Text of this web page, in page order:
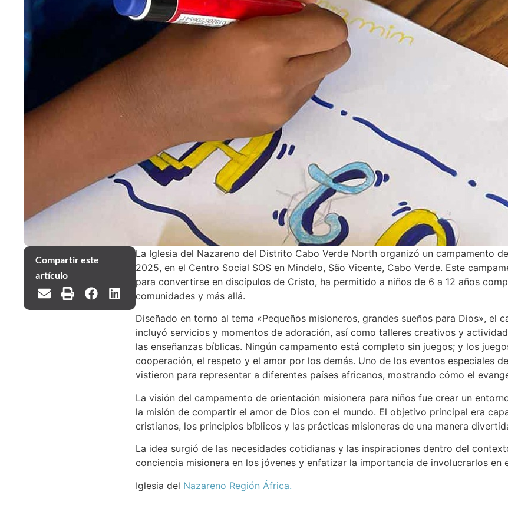
Compartir este
artículo
La Iglesia del Nazareno del Distrito Cabo Verde North organizó un campamento
2025, en el Centro Social SOS en Mindelo, São Vicente, Cabo Verde. Este
para convertirse en discípulos de Cristo, ha permitido a niños de 6 a 12 años
comunidades y más allá.
Diseñado en torno al tema «Pequeños misioneros, grandes sueños para Dios», el
incluyó servicios y momentos de adoración, así como talleres creativos y
las enseñanzas bíblicas. Ningún campamento está completo sin juegos; y los
cooperación, el respeto y el amor por los demás. Uno de los eventos especiales
vistieron para representar a diferentes países africanos, mostrando cómo el
La visión del campamento de orientación misionera para niños fue crear un
la misión de compartir el amor de Dios con el mundo. El objetivo principal era
cristianos, los principios bíblicos y las prácticas misioneras de una manera
La idea surgió de las necesidades cotidianas y las inspiraciones dentro del
conciencia misionera en los jóvenes y enfatizar la importancia de involucrarlos en
Iglesia del Nazareno Región África.